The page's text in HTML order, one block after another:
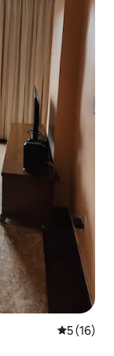
5 de uma
5 (16)